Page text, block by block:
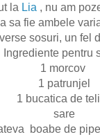
la Lia , nu am
sa fie ambele
sosuri, un fel
Ingrediente pentru
1 morcov
1 patrunjel
1 bucatica de
sare
boabe de